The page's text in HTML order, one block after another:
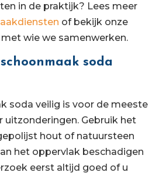
in de praktijk? Lees meer
of bekijk onze
wie we samenwerken.
soda
soda veilig is voor de meeste
uitzonderingen. Gebruik het
hout of natuursteen
het oppervlak beschadigen
eerst altijd goed of u